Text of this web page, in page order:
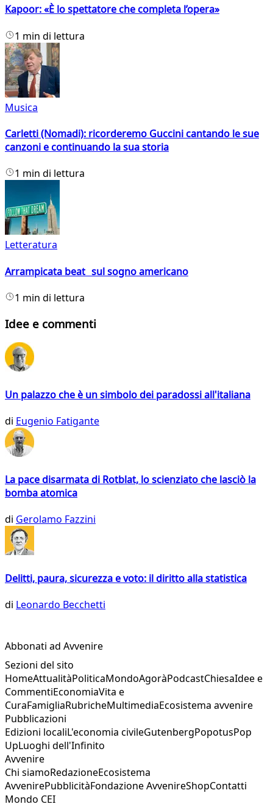
Kapoor: «È lo spettatore che completa l’opera»
1 min di lettura
Musica
Carletti (Nomadi): ricorderemo Guccini cantando le sue
canzoni e continuando la sua storia
1 min di lettura
Letteratura
Arrampicata beat sul sogno americano
1 min di lettura
Idee e commenti
Un palazzo che è un simbolo dei paradossi all'italiana
di Eugenio Fatigante
La pace disarmata di Rotblat, lo scienziato che lasciò la
bomba atomica
di Gerolamo Fazzini
Delitti, paura, sicurezza e voto: il diritto alla statistica
di Leonardo Becchetti
Abbonati ad Avvenire
Sezioni del sito
HomeAttualitàPoliticaMondoAgoràPodcastChiesaIdee e
CommentiEconomiaVita e
CuraFamigliaRubricheMultimediaEcosistema avvenire
Pubblicazioni
Edizioni localiL'economia civileGutenbergPopotusPop
UpLuoghi dell'Infinito
Avvenire
Chi siamoRedazioneEcosistema
AvvenirePubblicitàFondazione AvvenireShopContatti
Mondo CEI